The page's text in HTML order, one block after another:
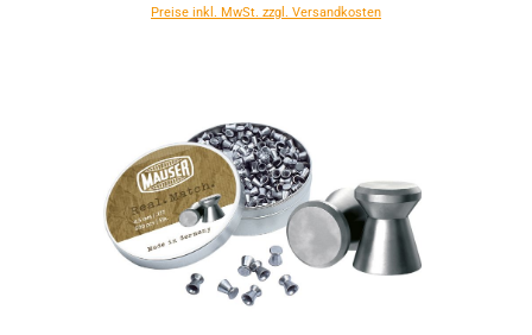
Preise inkl. MwSt. zzgl. Versandkosten